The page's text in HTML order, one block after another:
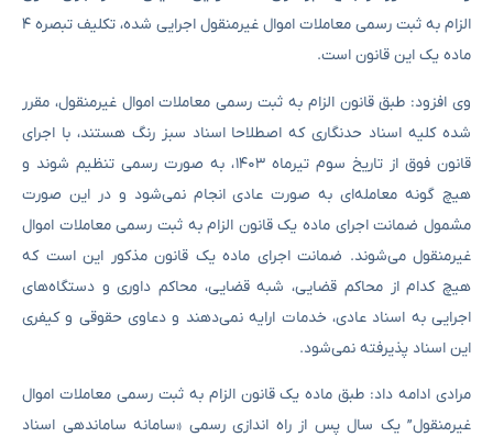
الزام به ثبت رسمی معاملات اموال غیرمنقول اجرایی شده، تکلیف تبصره ۴
ماده یک این قانون است.
وی افزود: طبق قانون الزام به ثبت رسمی معاملات اموال غیرمنقول، مقرر
شده کلیه اسناد حدنگاری که اصطلاحا اسناد سبز رنگ هستند، با اجرای
قانون فوق از تاریخ سوم تیرماه ۱۴۰۳، به صورت رسمی تنظیم شوند و
هیچ گونه معامله‌ای به صورت عادی انجام نمی‌شود و در این صورت
مشمول ضمانت اجرای ماده یک قانون الزام به ثبت رسمی معاملات اموال
غیرمنقول می‌شوند. ضمانت اجرای ماده یک قانون مذکور این است که
هیچ کدام از محاکم قضایی، شبه قضایی، محاکم داوری و دستگاه‌های
اجرایی به اسناد عادی، خدمات ارایه نمی‌دهند و دعاوی حقوقی و کیفری
این اسناد پذیرفته نمی‌شود.
مرادی ادامه داد: طبق ماده یک قانون الزام به ثبت رسمی معاملات اموال
غیرمنقول” یک سال پس از راه اندازی رسمی «سامانه ساماندهی اسناد